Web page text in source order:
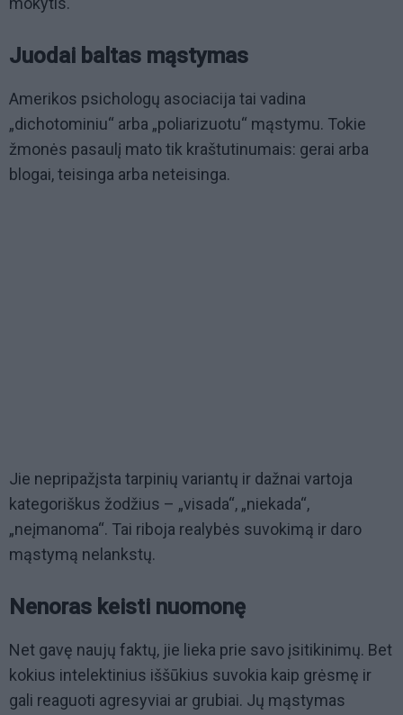
Juodai baltas mąstymas
Amerikos psichologų asociacija tai vadina
„dichotominiu“ arba „poliarizuotu“ mąstymu. Tokie
žmonės pasaulį mato tik kraštutinumais: gerai arba
blogai, teisinga arba neteisinga.
Jie nepripažįsta tarpinių variantų ir dažnai vartoja
kategoriškus žodžius – „visada“, „niekada“,
„neįmanoma“. Tai riboja realybės suvokimą ir daro
mąstymą nelankstų.
Nenoras keisti nuomonę
Net gavę naujų faktų, jie lieka prie savo įsitikinimų. Bet
kokius intelektinius iššūkius suvokia kaip grėsmę ir
gali reaguoti agresyviai ar grubiai. Jų mąstymas